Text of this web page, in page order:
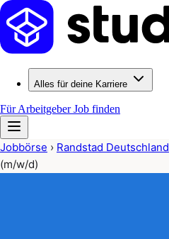
Alles für deine Karriere
Für ArbeitgeberJob finden
Jobbörse › Randstad Deutschland
(m/w/d)